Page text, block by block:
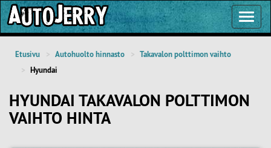
Etusivu Autohuolto hinnasto
Takavalon polttimon vaihto
Hyundai
HYUNDAI TAKAVALON POLTTIMON
VAIHTO HINTA